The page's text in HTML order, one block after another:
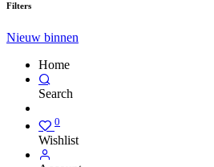
Filters
Nieuw binnen
Home
Search
0
Wishlist